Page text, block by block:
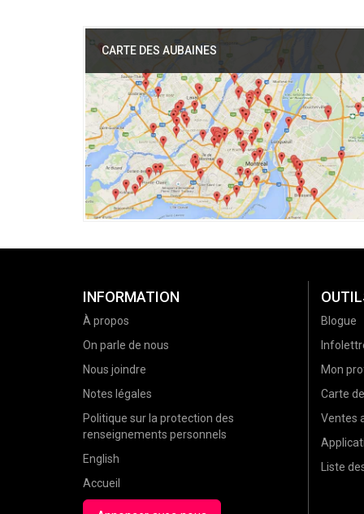
CARTE DES AUBAINES
INFORMATION
À propos
On parle de nous
Nous joindre
Notes légales
Politique sur la protection des
renseignements personnels
English
Accueil
Blogue
Mon
Carte
Ventes
Liste